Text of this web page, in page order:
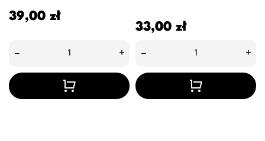
Cena
39,00 zł
– +
Cena
33,00 zł
– +